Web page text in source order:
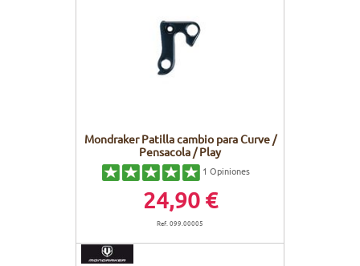
Mondraker Patilla cambio para Curve /
Pensacola / Play
1 Opiniones
24,90 €
Ref. 099.00005